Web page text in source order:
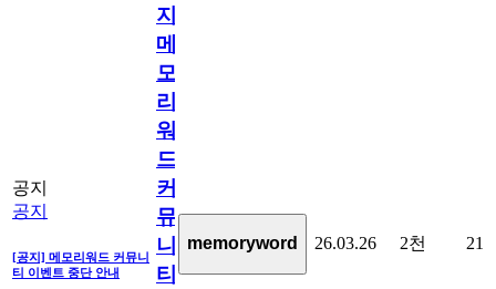
공지
공지
[공지] 메모리워드 커뮤니
티 이벤트 중단 안내
지]
메
모
리
워
드
커
뮤
니
티
memoryword 26.03.26 2천 21